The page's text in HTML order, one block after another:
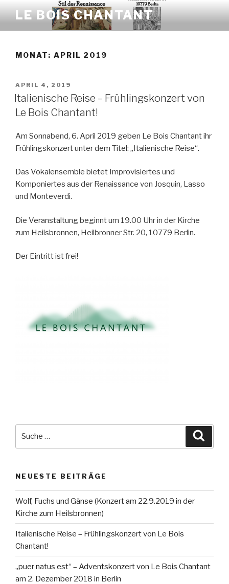
Inhalt
springen
LE BOIS CHANTANT
MONAT: APRIL 2019
VERÖFFENTLICHT
AM
APRIL 4, 2019
Italienische Reise – Frühlingskonzert von
Le Bois Chantant!
Am Sonnabend, 6. April 2019 geben Le Bois Chantant ihr
Frühlingskonzert unter dem Titel: „Italienische Reise“.
Das Vokalensemble bietet Improvisiertes und
Komponiertes aus der Renaissance von Josquin, Lasso
und Monteverdi.
Die Veranstaltung beginnt um 19.00 Uhr in der Kirche
zum Heilsbronnen, Heilbronner Str. 20, 10779 Berlin.
Der Eintritt ist frei!
NEUESTE BEITRÄGE
Wolf, Fuchs und Gänse (Konzert am 22.9.2019 in der
Kirche zum Heilsbronnen)
Italienische Reise – Frühlingskonzert von Le Bois
Chantant!
„puer natus est“ – Adventskonzert von Le Bois Chantant
am 2. Dezember 2018 in Berlin